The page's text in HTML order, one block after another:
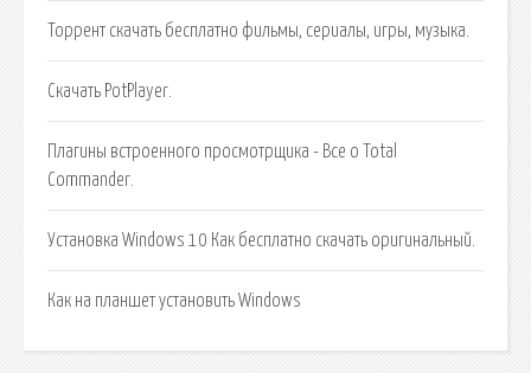
Торрент скачать бесплатно фильмы, сериалы, игры, музыка.
Скачать PotPlayer.
Плагины встроенного просмотрщика - Все о Total
Commander.
Установка Windows 10 Как бесплатно скачать оригинальный.
Как на планшет установить Windows